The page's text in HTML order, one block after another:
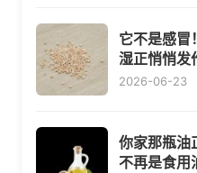
它不是感冒
湿正悄悄发
2026-06-23
你家那瓶油
不再是食用